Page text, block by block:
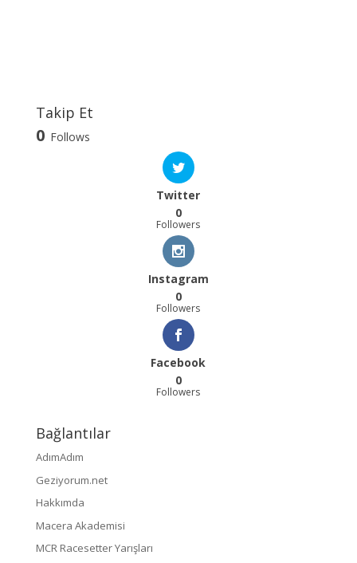
Takip Et
0 Follows
Twitter
0
Followers
Instagram
0
Followers
Facebook
0
Followers
Bağlantılar
AdımAdım
Geziyorum.net
Hakkımda
Macera Akademisi
MCR Racesetter Yarışları